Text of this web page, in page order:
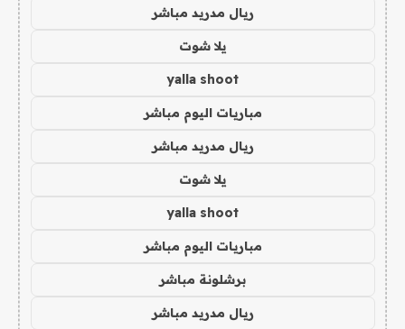
ريال مدريد مباشر
يلا شوت
yalla shoot
مباريات اليوم مباشر
ريال مدريد مباشر
يلا شوت
yalla shoot
مباريات اليوم مباشر
برشلونة مباشر
ريال مدريد مباشر